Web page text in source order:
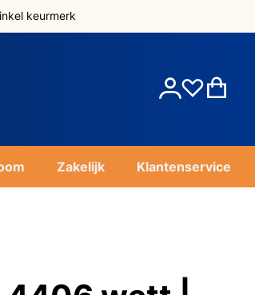
keurmerk
Account
Zakelijk Klantenservice